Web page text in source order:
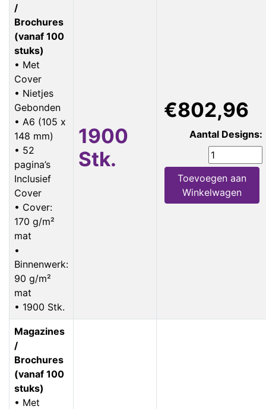
/
Brochures
(vanaf 100
stuks)
• Met
Cover
• Nietjes
Gebonden
• A6 (105 x
148 mm)
• 52
pagina’s
Inclusief
Cover
• Cover:
170 g/m²
mat
•
Binnenwerk:
90 g/m²
mat
• 1900 Stk.
1900
Stk.
€802,96
Aantal Designs:
Toevoegen aan
Winkelwagen
Magazines
/
Brochures
(vanaf 100
stuks)
• Met